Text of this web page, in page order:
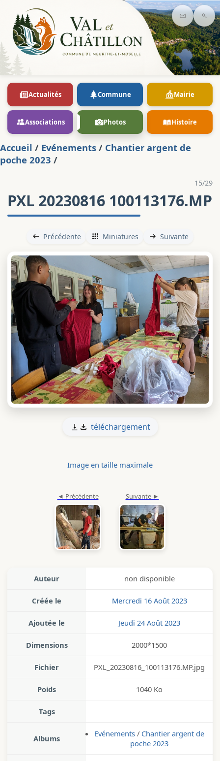
Contact
Actualités Commune Mairie
Associations Photos Histoire
Accueil / Evénements / Chantier argent de
poche 2023 /
15/29
PXL 20230816 100113176.MP
Précédente Miniatures Suivante
téléchargement
Image en taille maximale
Auteur non disponible
Créée le Mercredi 16 Août 2023
Ajoutée le Jeudi 24 Août 2023
Dimensions 2000*1500
Fichier PXL_20230816_100113176.MP.jpg
Poids 1040 Ko
Tags
Albums Evénements / Chantier argent de
poche 2023